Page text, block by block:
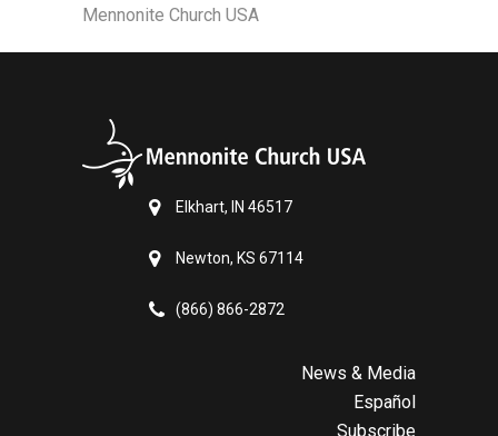
Mennonite Church USA
Elkhart, IN 46517
Newton, KS 67114
(866) 866-2872
News & Media
Español
Subscribe